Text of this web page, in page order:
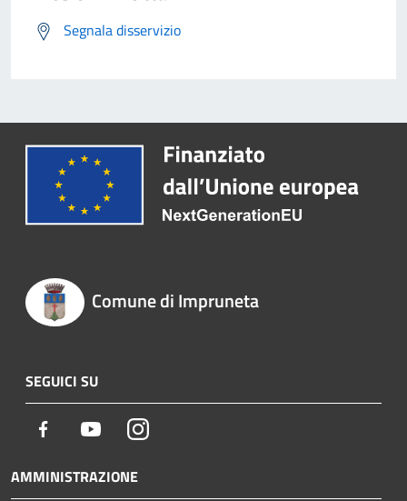
Segnala disservizio
Comune di Impruneta
SEGUICI SU
Facebook YoutubeInstagram
AMMINISTRAZIONE